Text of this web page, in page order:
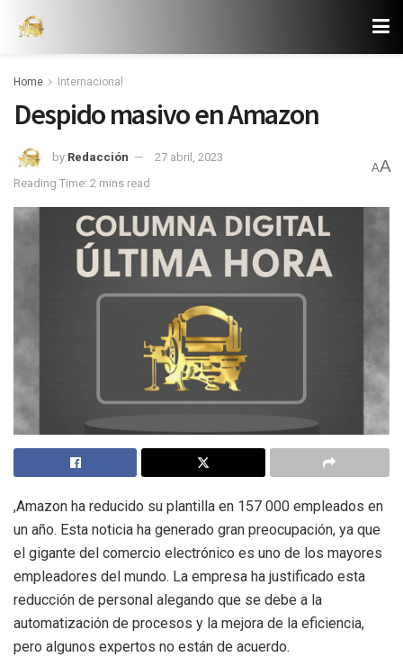
Home Internacional
Despido masivo en Amazon
by Redacción
27 abril, 2023
Reading Time: 2 mins read
AA
,Amazon ha reducido su plantilla en 157 000 empleados en
un año. Esta noticia ha generado gran preocupación, ya que
el gigante del comercio electrónico es uno de los mayores
empleadores del mundo. La empresa ha justificado esta
reducción de personal alegando que se debe a la
automatización de procesos y la mejora de la eficiencia,
pero algunos expertos no están de acuerdo.